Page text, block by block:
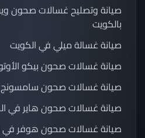
صيانة وتصليح غسالات صحون
بالكويت
صيانة غسالة ميلي في الكويت
صيانة غسالات صحون بيكو
صيانة غسالات صحون سامسونج
صيانة غسالات صحون هاير في
صيانة غسالات صحون هوفر في